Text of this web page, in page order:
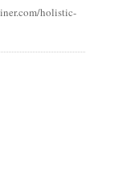
holistic-